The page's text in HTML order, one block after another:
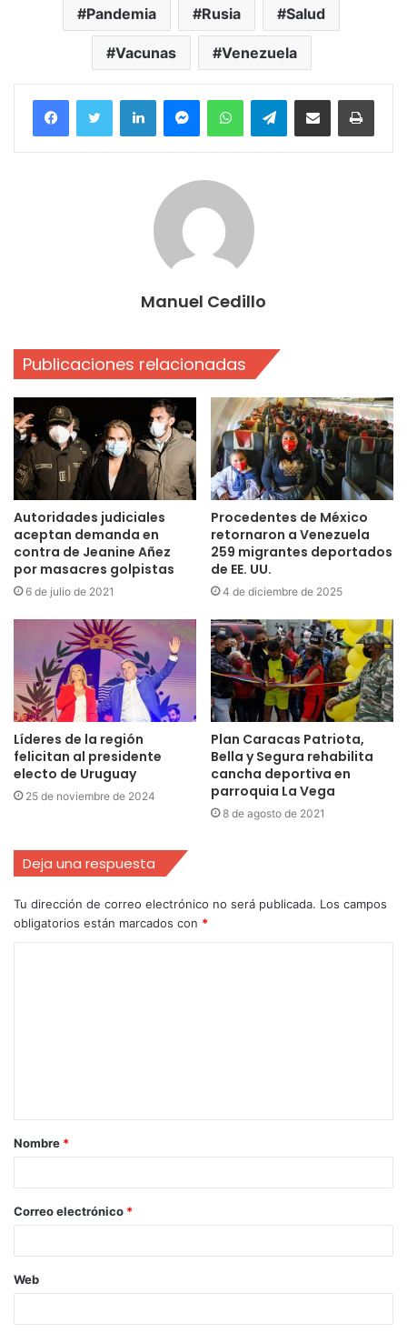
Pandemia Rusia Salud
Vacunas Venezuela
FacebookTwitter LinkedInMessengerWhatsAppTelegramCompartir por correo electrónico
Manuel Cedillo
Publicaciones relacionadas
Autoridades judiciales
aceptan demanda en
contra de Jeanine Añez
por masacres golpistas
6 de julio de 2021
Procedentes de México
retornaron a Venezuela
259 migrantes deportados
de EE. UU.
4 de diciembre de 2025
Líderes de la región
felicitan al presidente
electo de Uruguay
25 de noviembre de 2024
Plan Caracas Patriota,
Bella y Segura rehabilita
cancha deportiva en
parroquia La Vega
8 de agosto de 2021
Deja una respuesta
Tu dirección de correo electrónico no será publicada. Los campos
obligatorios están marcados con *
Nombre *
Correo electrónico *
Web